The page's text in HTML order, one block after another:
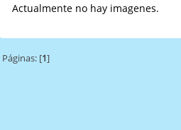
Actualmente no hay imagenes.
Páginas: [1]